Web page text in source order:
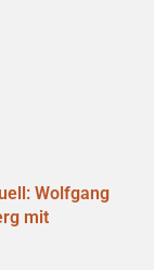
Wolfgang
mit